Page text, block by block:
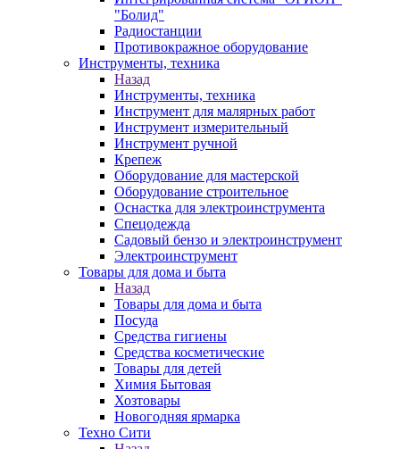
"Болид"
Радиостанции
Противокражное оборудование
Инструменты, техника
Назад
Инструменты, техника
Инструмент для малярных работ
Инструмент измерительный
Инструмент ручной
Крепеж
Оборудование для мастерской
Оборудование строительное
Оснастка для электроинструмента
Спецодежда
Садовый бензо и электроинструмент
Электроинструмент
Товары для дома и быта
Назад
Товары для дома и быта
Посуда
Средства гигиены
Средства косметические
Товары для детей
Химия Бытовая
Хозтовары
Новогодняя ярмарка
Техно Сити